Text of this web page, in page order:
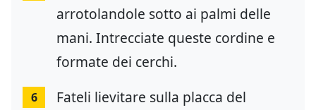
arrotolandole sotto ai palmi delle
mani. Intrecciate queste cordine e
formate dei cerchi.
6
Fateli lievitare sulla placca del